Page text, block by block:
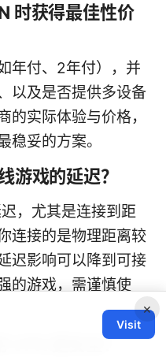
时获得最佳性价
年付、2年付），并
以及是否提供多设备
的实际体验与价格，
稳妥的方案。
游戏的延迟？
，尤其是连接到距
连接的是物理距离较
迟影响可以降到可接
的游戏，需谨慎使
VPN 更安全？
×
Visit